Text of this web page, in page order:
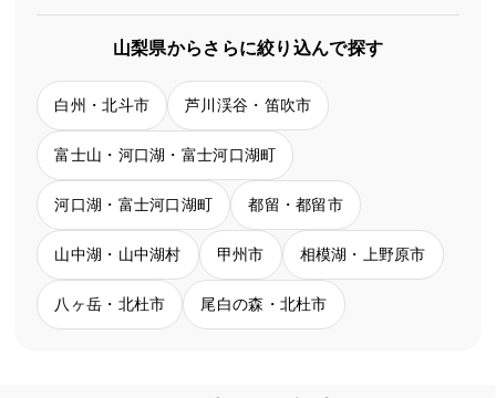
山梨県からさらに絞り込んで探す
白州・北斗市 芦川渓谷・笛吹市
富士山・河口湖・富士河口湖町
河口湖・富士河口湖町 都留・都留市
山中湖・山中湖村 甲州市 相模湖・上野原市
八ヶ岳・北杜市 尾白の森・北杜市